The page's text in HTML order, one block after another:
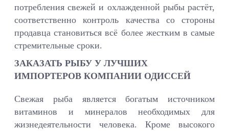
потребления свежей и охлажденной рыбы растёт,
соответственно контроль качества со стороны
продавца становиться всё более жестким в самые
стремительные сроки.
ЗАКАЗАТЬ РЫБУ У ЛУЧШИХ
ИМПОРТЕРОВ КОМПАНИИ ОДИССЕЙ
Свежая рыба является богатым источником
витаминов и минералов необходимых для
жизнедеятельности человека. Кроме высокого